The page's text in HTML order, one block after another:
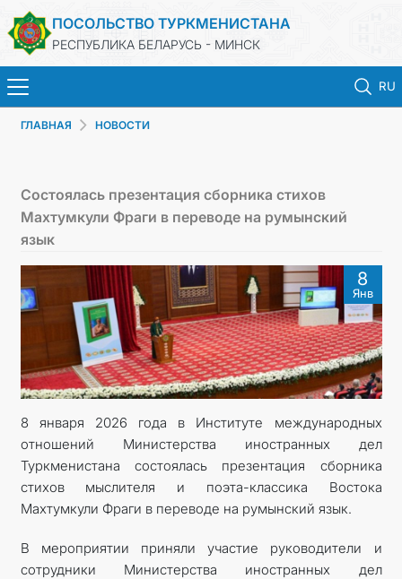
ПОСОЛЬСТВО ТУРКМЕНИСТАНА
РЕСПУБЛИКА БЕЛАРУСЬ - МИНСК
RU
ТУРКМЕНИСТАН
КОНСУЛЬСКИЕ УСЛУГИ
МИД
КОНТАКТНЫЕ ДАННЫЕ
ГЛАВНАЯ НОВОСТИ
Состоялась презентация сборника стихов
Махтумкули Фраги в переводе на румынский
язык
8
Янв
8 января 2026 года в Институте международных
отношений Министерства иностранных дел
Туркменистана состоялась презентация сборника
стихов мыслителя и поэта-классика Востока
Махтумкули Фраги в переводе на румынский язык.
В мероприятии приняли участие руководители и
сотрудники Министерства иностранных дел